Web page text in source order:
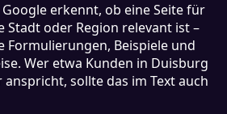
erkennt, ob eine Seite für
Stadt oder Region relevant ist –
Formulierungen, Beispiele und
Wer etwa Kunden in Duisburg
sollte das im Text auch